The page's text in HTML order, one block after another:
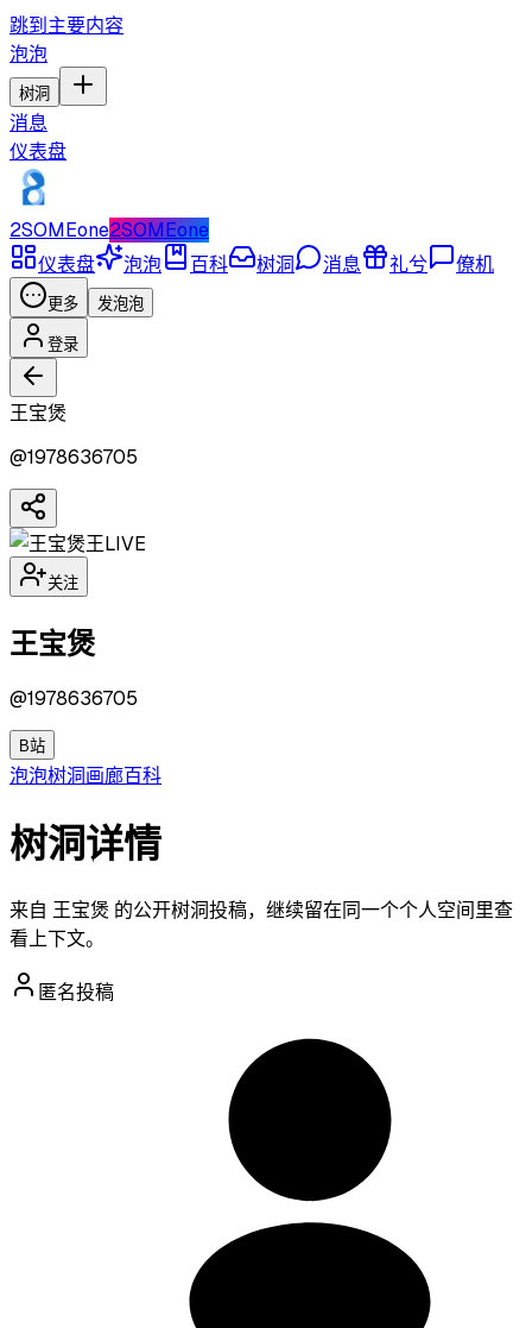
跳到主要内容
泡泡
树洞
消息
仪表盘
2SOMEone2SOMEone
仪表盘
泡泡 百科 树洞 消息 礼兮 僚机
更多 发泡泡
登录
王宝煲
@1978636705
王LIVE
关注
王宝煲
@1978636705
B站
泡泡树洞画廊百科
树洞详情
来自 王宝煲 的公开树洞投稿，继续留在同一个个人空间里查
看上下文。
匿名投稿